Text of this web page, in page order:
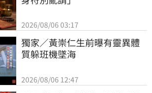
2026/08/06 03:17
獨家／黃崇仁生前曝有靈異體
質躲班機墜海
2026/08/06 12:47